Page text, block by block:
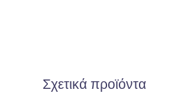
Σχετικά προϊόντα